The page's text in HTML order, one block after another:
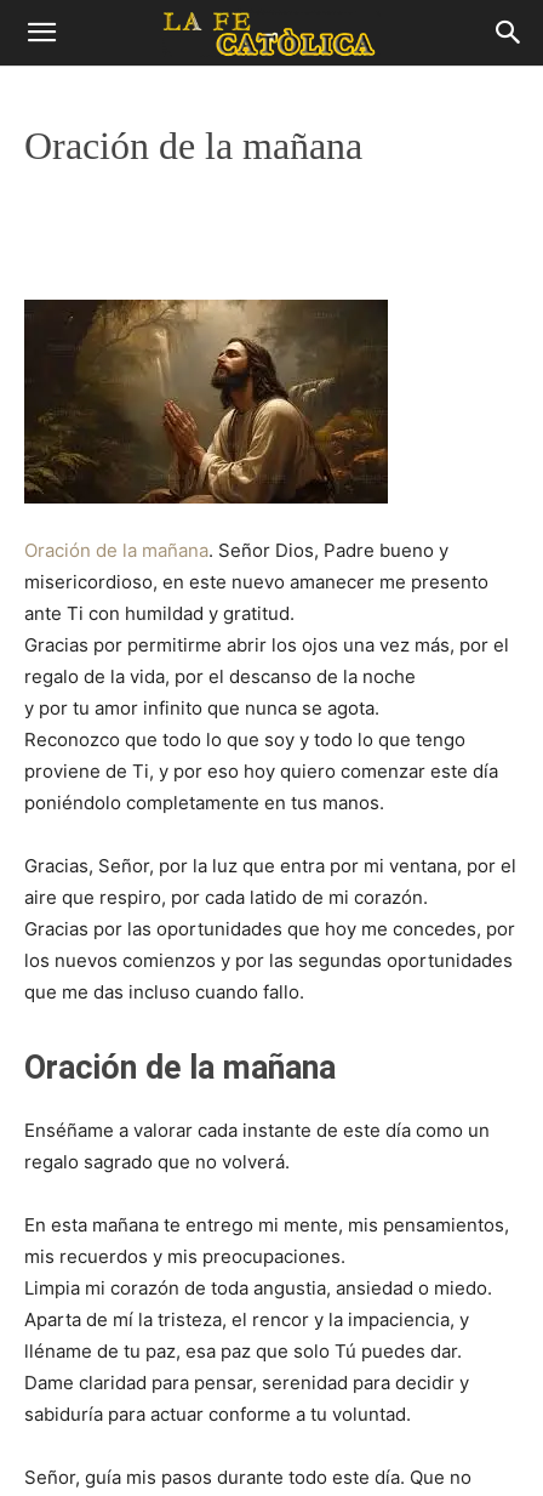
Oración de la mañana
Oración de la mañana. Señor Dios, Padre bueno y
misericordioso, en este nuevo amanecer me presento
ante Ti con humildad y gratitud.
Gracias por permitirme abrir los ojos una vez más, por el
regalo de la vida, por el descanso de la noche
y por tu amor infinito que nunca se agota.
Reconozco que todo lo que soy y todo lo que tengo
proviene de Ti, y por eso hoy quiero comenzar este día
poniéndolo completamente en tus manos.
Gracias, Señor, por la luz que entra por mi ventana, por el
aire que respiro, por cada latido de mi corazón.
Gracias por las oportunidades que hoy me concedes, por
los nuevos comienzos y por las segundas oportunidades
que me das incluso cuando fallo.
Oración de la mañana
Enséñame a valorar cada instante de este día como un
regalo sagrado que no volverá.
En esta mañana te entrego mi mente, mis pensamientos,
mis recuerdos y mis preocupaciones.
Limpia mi corazón de toda angustia, ansiedad o miedo.
Aparta de mí la tristeza, el rencor y la impaciencia, y
lléname de tu paz, esa paz que solo Tú puedes dar.
Dame claridad para pensar, serenidad para decidir y
sabiduría para actuar conforme a tu voluntad.
Señor, guía mis pasos durante todo este día. Que no